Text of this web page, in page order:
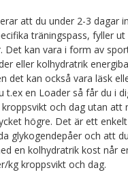
att du under 2-3 dagar
träningspass, fyller ut
Det kan vara i form av
eller kolhydratrik
det kan också vara läsk
t.ex en Loader så får du i
och dag utan att
högre. Det är ett
glykogendepåer och att du
en kolhydratrik kost når
kg kroppsvikt och dag.